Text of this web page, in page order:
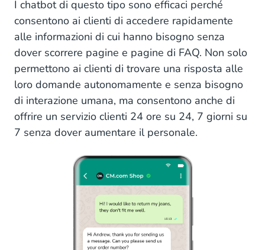
Vantaggi dei chatbot di Customer service
Use Case: DHL Parcel Benelux
4. Chatbot per Knowledge Base interna
Vantaggi dei bot per Knowledge Base interna
Come si utilizza un bot per la Knowledge base?
5. Chatbot per eventi dal vivo
Vantaggi dei chatbot per eventi dal vivo
Use Case: Formula 1 Heineken Dutch Grand Prix
I chatbot di questo tipo sono efficaci perché
consentono ai clienti di accedere rapidamente
alle informazioni di cui hanno bisogno senza
dover scorrere pagine e pagine di FAQ. Non solo
permettono ai clienti di trovare una risposta alle
loro domande autonomamente e senza bisogno
di interazione umana, ma consentono anche di
offrire un servizio clienti 24 ore su 24, 7 giorni su
7 senza dover aumentare il personale.